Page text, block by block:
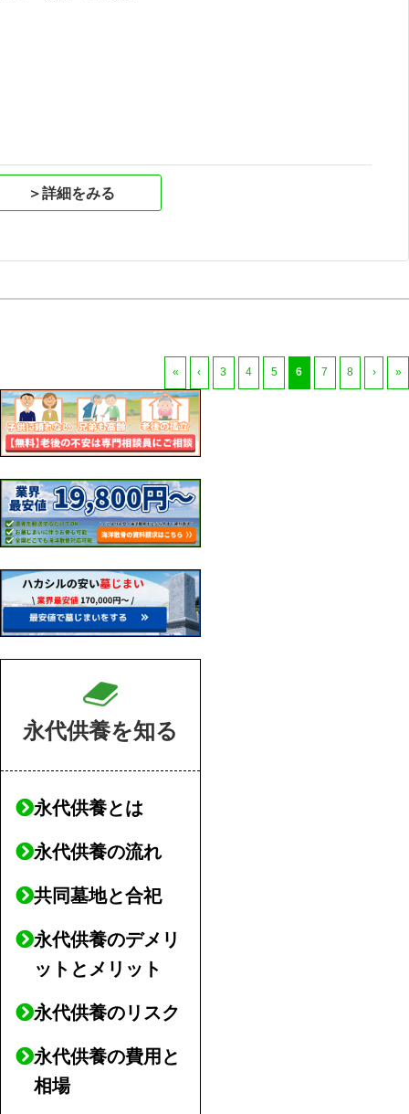
＞詳細をみる
« ‹ 3 4 5 6 7 8 › »
永代供養を知る
永代供養とは
永代供養の流れ
共同墓地と合祀
永代供養のデメリ
ットとメリット
永代供養のリスク
永代供養の費用と
相場